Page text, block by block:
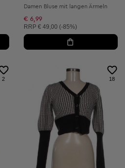
Damen Bluse mit langen Ärmeln
€ 6,99
Unverbindliche Preisempfehlung:
RRP € 49,00 (-85%)
2 18